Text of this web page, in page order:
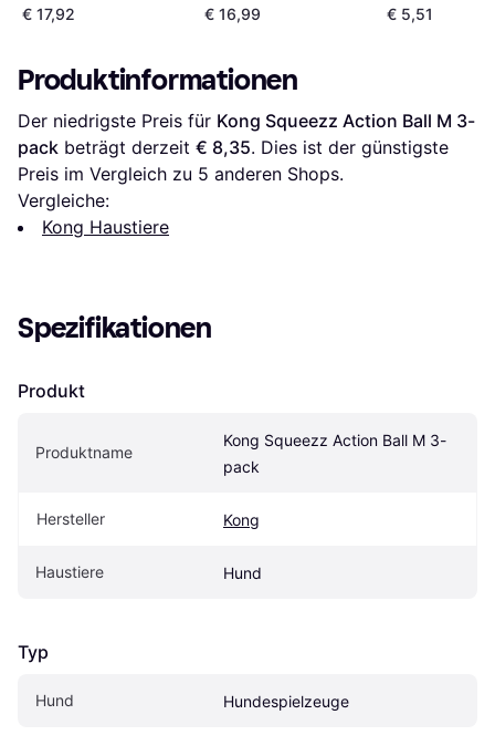
€ 17,92
€ 16,99 € 5,51
Produktinformationen
Der niedrigste Preis für Kong Squeezz Action Ball M 3-
pack beträgt derzeit € 8,35. Dies ist der günstigste
Preis im Vergleich zu 5 anderen Shops.
Vergleiche:
Kong Haustiere
Spezifikationen
Produkt
Produktname
Kong Squeezz Action Ball M 3-
pack
Hersteller Kong
Haustiere Hund
Typ
Hund Hundespielzeuge